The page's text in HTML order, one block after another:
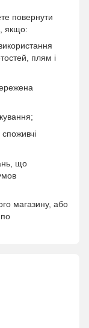
повернути
якщо:
плям і
що
магазину, або